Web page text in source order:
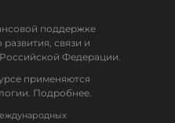
поддержке
связи и
Федерации.
применяются
Подробнее.